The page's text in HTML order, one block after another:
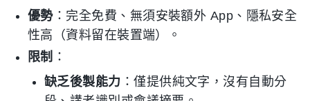
優勢：完全免費、無須安裝額外 App、隱私安全
性高（資料留在裝置端）。
限制 ：
缺乏後製能力 ：僅提供純文字，沒有自動分